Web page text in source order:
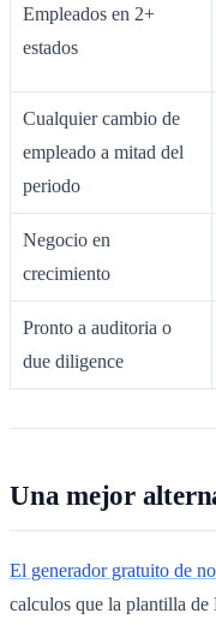
Empleados en 2+
estados
Cualquier cambio de
empleado a mitad del
periodo
Negocio en
crecimiento
Pronto a auditoria o
due diligence
Una mejor
El generador gratuito de
calculos que la plantilla